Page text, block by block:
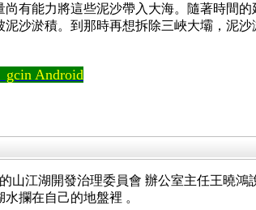
尚有能力將這些泥沙帶入大海。隨著時間
沙淤積。到那時再想拆除三峽大壩，泥
Android
山江湖開發治理委員會 辦公室主任王曉
攔在自己的地盤裡 。